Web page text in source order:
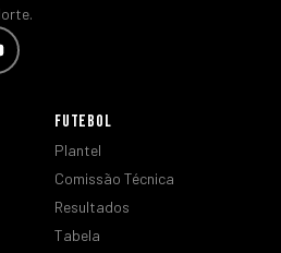
FUTEBOL
Plantel
Comissão Técnica
Resultados
Tabela